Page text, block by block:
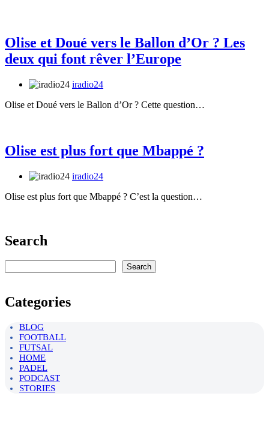
Olise et Doué vers le Ballon d’Or ? Les
deux qui font rêver l’Europe
iradio24
Olise et Doué vers le Ballon d’Or ? Cette question…
Olise est plus fort que Mbappé ?
iradio24
Olise est plus fort que Mbappé ? C’est la question…
Search
Search
Categories
BLOG
FOOTBALL
FUTSAL
HOME
PADEL
PODCAST
STORIES